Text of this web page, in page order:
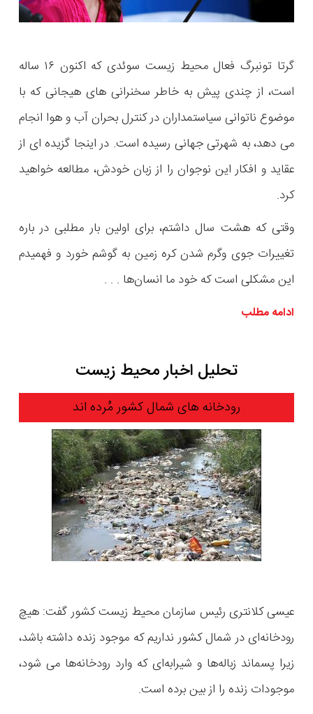
گرتا تونبرگ فعال محیط زیست سوئدی که اکنون ۱۶ ساله
است، از چندی پیش به خاطر سخنرانی های هیجانی که با
موضوع ناتوانی سیاستمداران در کنترل بحران آب و هوا انجام
می دهد، به شهرتی جهانی رسیده است. در اینجا گزیده ای از
عقاید و افکار این نوجوان را از زبان خودش، مطالعه خواهید
کرد.
وقتی که هشت سال داشتم، برای اولین بار مطلبی در باره
تغییرات جوی وگرم شدن کره زمین به‌ گوشم خورد و فهمیدم
این مشکلی است که خود ما انسان‌ها . . .
ادامه مطلب
تحلیل اخبار محیط زیست
رودخانه های شمال کشور مُرده اند
عیسی کلانتری رئیس سازمان محیط زیست کشور گفت: هیچ
رودخانه‌ای در شمال کشور نداریم که موجود زنده داشته باشد،
زیرا پسماند زباله‌ها و شیرابه‌ای که وارد رودخانه‌ها می شود،
موجودات زنده را از بین برده است.